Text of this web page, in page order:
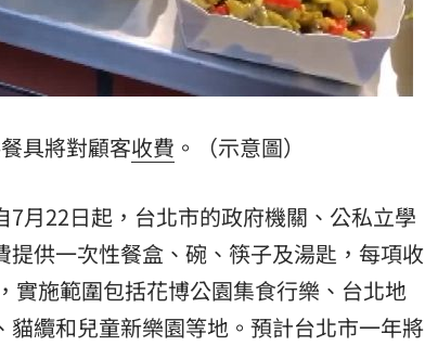
具將對顧客收費 。（示意圖）
月22日起，台北市的政府機關、公私立學
供一次性餐盒、碗、筷子及湯匙，每項收
實施範圍包括花博公園集食行樂、台北地
纜和兒童新樂園等地。預計台北市一年將